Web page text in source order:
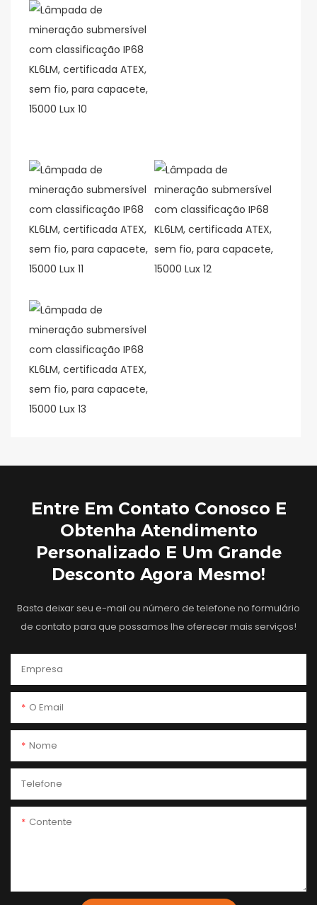
Entre Em Contato Conosco E
Obtenha Atendimento
Personalizado E Um Grande
Desconto Agora Mesmo!
Basta deixar seu e-mail ou número de telefone no formulário
de contato para que possamos lhe oferecer mais serviços!
Empresa
O Email
Nome
Telefone
Contente